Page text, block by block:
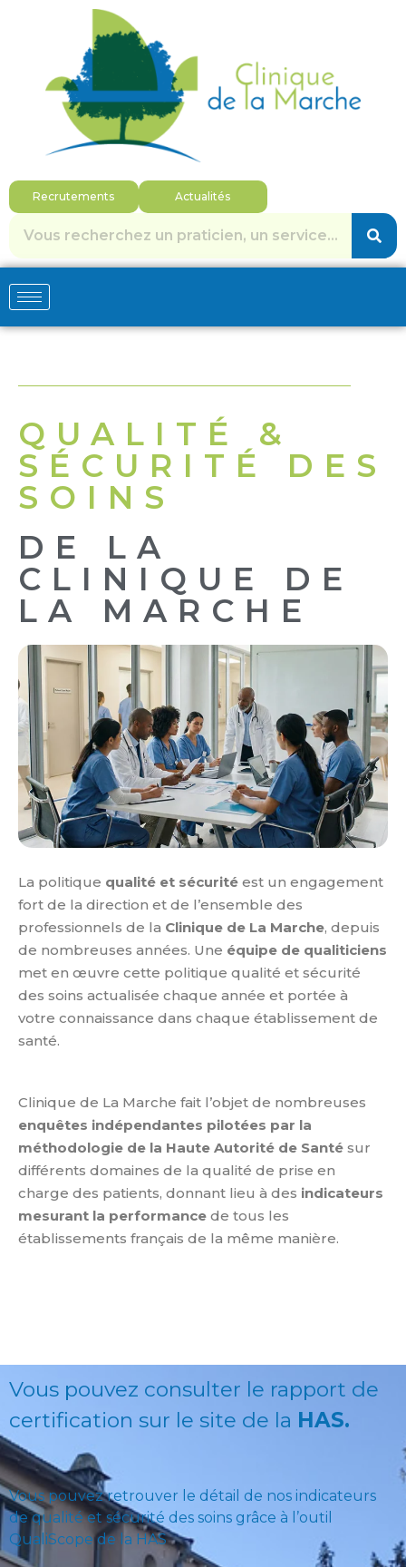
Recrutements Actualités
QUALITÉ &
SÉCURITÉ DES
SOINS
DE LA
CLINIQUE DE
LA MARCHE
La politique qualité et sécurité est un engagement
fort de la direction et de l’ensemble des
professionnels de la Clinique de La Marche, depuis
de nombreuses années. Une équipe de qualiticiens
met en œuvre cette politique qualité et sécurité
des soins actualisée chaque année et portée à
votre connaissance dans chaque établissement de
santé.
Clinique de La Marche fait l’objet de nombreuses
enquêtes indépendantes pilotées par la
méthodologie de la Haute Autorité de Santé sur
différents domaines de la qualité de prise en
charge des patients, donnant lieu à des indicateurs
mesurant la performance de tous les
établissements français de la même manière.
Vous pouvez consulter le rapport de
certification sur le site de la HAS.
Vous pouvez retrouver le détail de nos indicateurs
de qualité et sécurité des soins grâce à l’outil
QualiScope de la HAS